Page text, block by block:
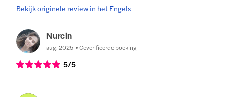
Bekijk originele review in het Engels
Nurcin
aug. 2025 Geverifieerde boeking
5/5